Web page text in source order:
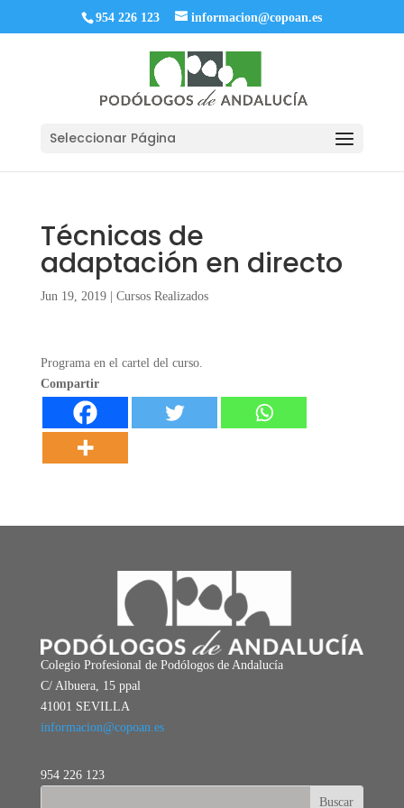
954 226 123 informacion@copoan.es
Seleccionar Página
Técnicas de
adaptación en directo
Jun 19, 2019| Cursos Realizados
Programa en el cartel del curso.
Compartir
Colegio Profesional de Podólogos de Andalucía
C/ Albuera, 15 ppal
41001 SEVILLA
informacion@copoan.es
954 226 123